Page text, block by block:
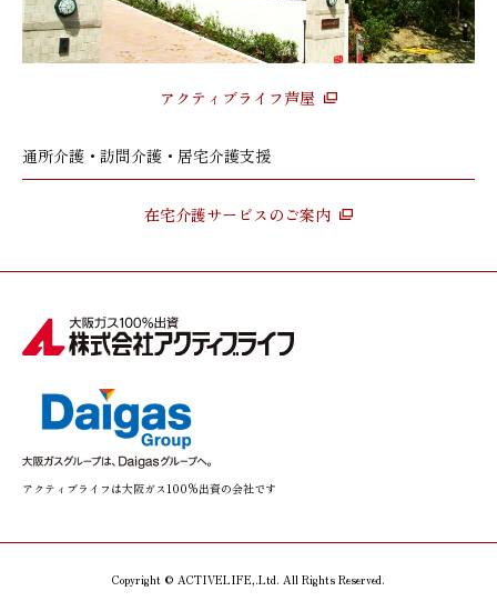
アクティブライフ芦屋
通所介護・訪問介護・居宅介護支援
在宅介護サービスのご案内
アクティブライフは大阪ガス100%出資の会社です
Copyright © ACTIVELIFE,.Ltd. All Rights Reserved.